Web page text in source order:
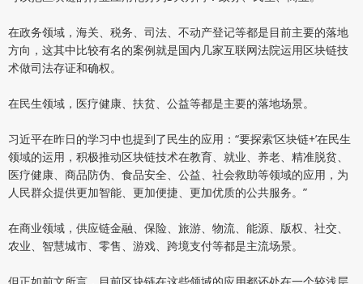
在政务领域，海关、税务、司法、不动产登记等都是目前主要的落地
方向，这其中比较有名的案例就是国内几家互联网法院运用区块链技
术做司法存证和确权。
在民生领域，医疗健康、扶贫、公益等都是主要的落地场景。
习近平在昨日的学习中也提到了民生的应用：“要探索‘区块链+’在民生
领域的运用，积极推动区块链技术在教育、就业、养老、精准脱贫、
医疗健康、商品防伪、食品安全、公益、社会救助等领域的应用，为
人民群众提供更加智能、更加便捷、更加优质的公共服务。”
在商业领域，供应链金融、保险、旅游、物流、能源、版权、社交、
农业、智慧城市、零售、游戏、跨境支付等都是主流场景。